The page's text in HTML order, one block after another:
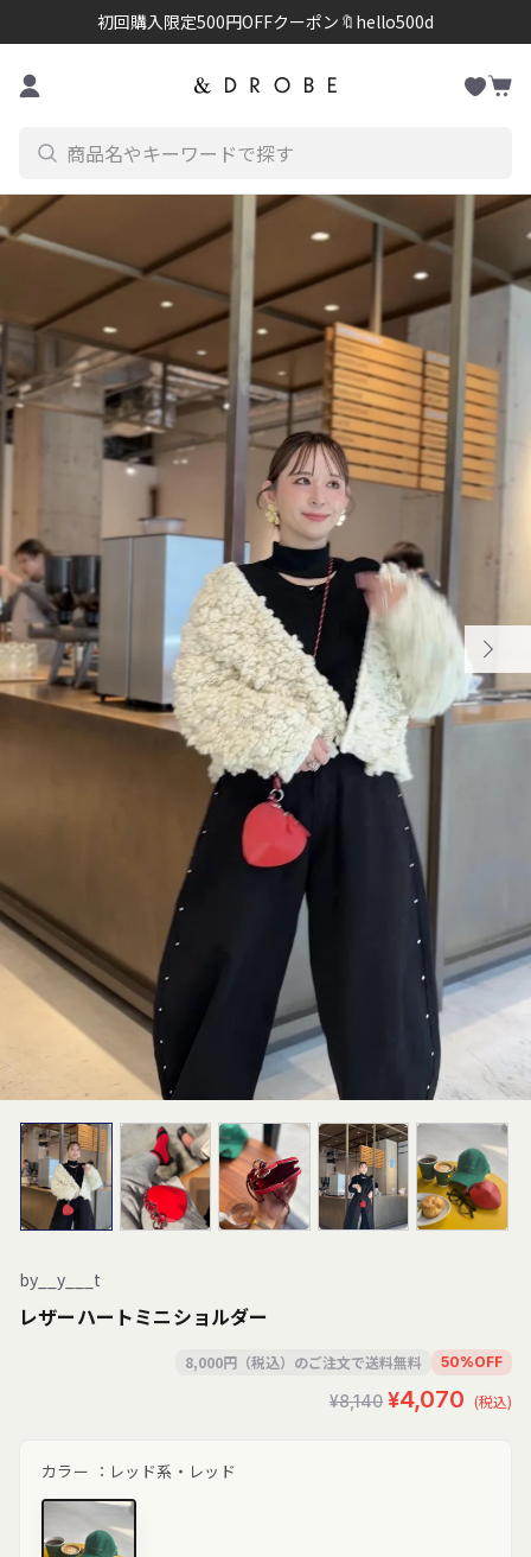
コンテンツに進む
初回購入限定500円OFFクーポン🔖hello500d
に ー
by__y___t
レザーハートミニショルダー
8,000円（税込）のご注文で送料無料 50%OFF
¥8,140 ¥4,070 (税込)
カラー ： レッド系・レッド